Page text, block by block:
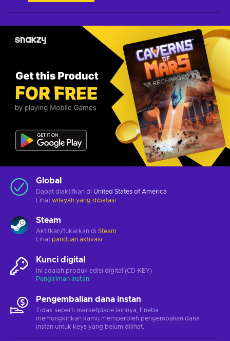
Global
Dapat diaktifkan di United States of America
Lihat wilayah yang dibatasi
Steam
Aktifkan/tukarkan di Steam
Lihat panduan aktivasi
Kunci digital
Ini adalah produk edisi digital (CD-KEY)
Pengiriman instan
Pengembalian dana instan
Tidak seperti marketplace lainnya, Eneba
memungkinkan kamu memperoleh pengembalian dana
instan untuk keys yang belum dilihat.